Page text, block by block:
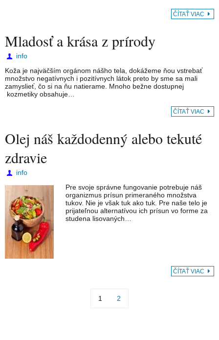
ČÍTAŤ VIAC
Mladosť a krása z prírody
info
Koža je najväčším orgánom nášho tela, dokážeme ňou vstrebať
množstvo negatívnych i pozitívnych látok preto by sme sa mali
zamyslieť, čo si na ňu natierame. Mnoho bežne dostupnej
kozmetiky obsahuje…
ČÍTAŤ VIAC
Olej náš každodenný alebo tekuté
zdravie
info
Pre svoje správne fungovanie potrebuje náš
organizmus prísun primeraného množstva
tukov. Nie je však tuk ako tuk. Pre naše telo je
prijateľnou alternatívou ich prísun vo forme za
studena lisovaných…
ČÍTAŤ VIAC
1 2